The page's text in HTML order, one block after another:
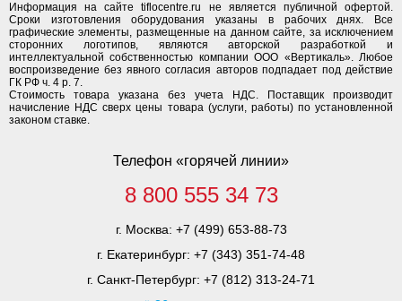
Информация на сайте tiflocentre.ru не является публичной офертой.
Сроки изготовления оборудования указаны в рабочих днях. Все
графические элементы, размещенные на данном сайте, за исключением
сторонних логотипов, являются авторской разработкой и
интеллектуальной собственностью компании ООО «Вертикаль». Любое
воспроизведение без явного согласия авторов подпадает под действие
ГК РФ ч. 4 р. 7.
Стоимость товара указана без учета НДС. Поставщик производит
начисление НДС сверх цены товара (услуги, работы) по установленной
законом ставке.
Телефон «горячей линии»
8 800 555 34 73
г. Москва: +7 (499) 653-88-73
г. Екатеринбург: +7 (343) 351-74-48
г. Санкт-Петербург: +7 (812) 313-24-71